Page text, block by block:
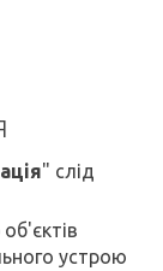
" слід
устрою